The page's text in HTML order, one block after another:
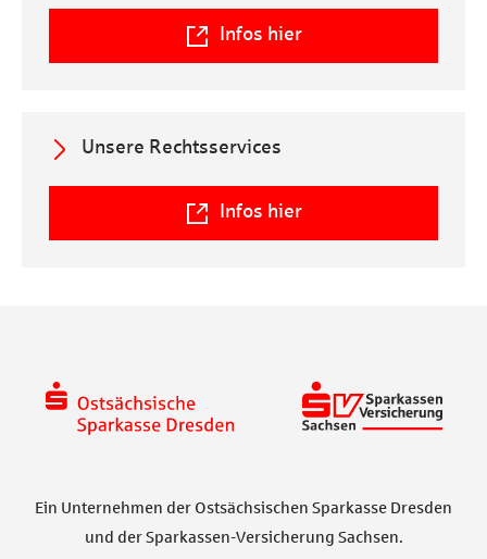
l Infos hier
a Unsere Rechtsservices
l Infos hier
Ein Unternehmen der Ostsächsischen Sparkasse Dresden
und der Sparkassen-Versicherung Sachsen.